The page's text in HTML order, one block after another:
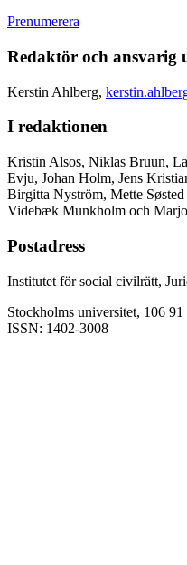
Prenumerera
Redaktör och ansvarig
Kerstin Ahlberg,
I redaktionen
Kristin Alsos, Niklas Bruun,
Evju, Johan Holm, Jens
Birgitta Nyström, Mette
Videbæk Munkholm och
Postadress
Institutet för social civilrätt,
Stockholms universitet, 106
ISSN: 1402-3008